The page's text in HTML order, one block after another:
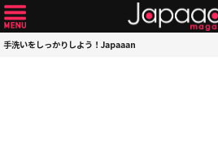
手洗いをしっかりしよう！Japaaan